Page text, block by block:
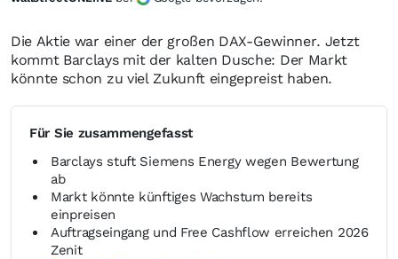
Die Aktie war einer der großen DAX-Gewinner. Jetzt
kommt Barclays mit der kalten Dusche: Der Markt
könnte schon zu viel Zukunft eingepreist haben.
Für Sie zusammengefasst
Barclays stuft Siemens Energy wegen Bewertung
ab
Markt könnte künftiges Wachstum bereits
einpreisen
Auftragseingang und Free Cashflow erreichen 2026
Zenit